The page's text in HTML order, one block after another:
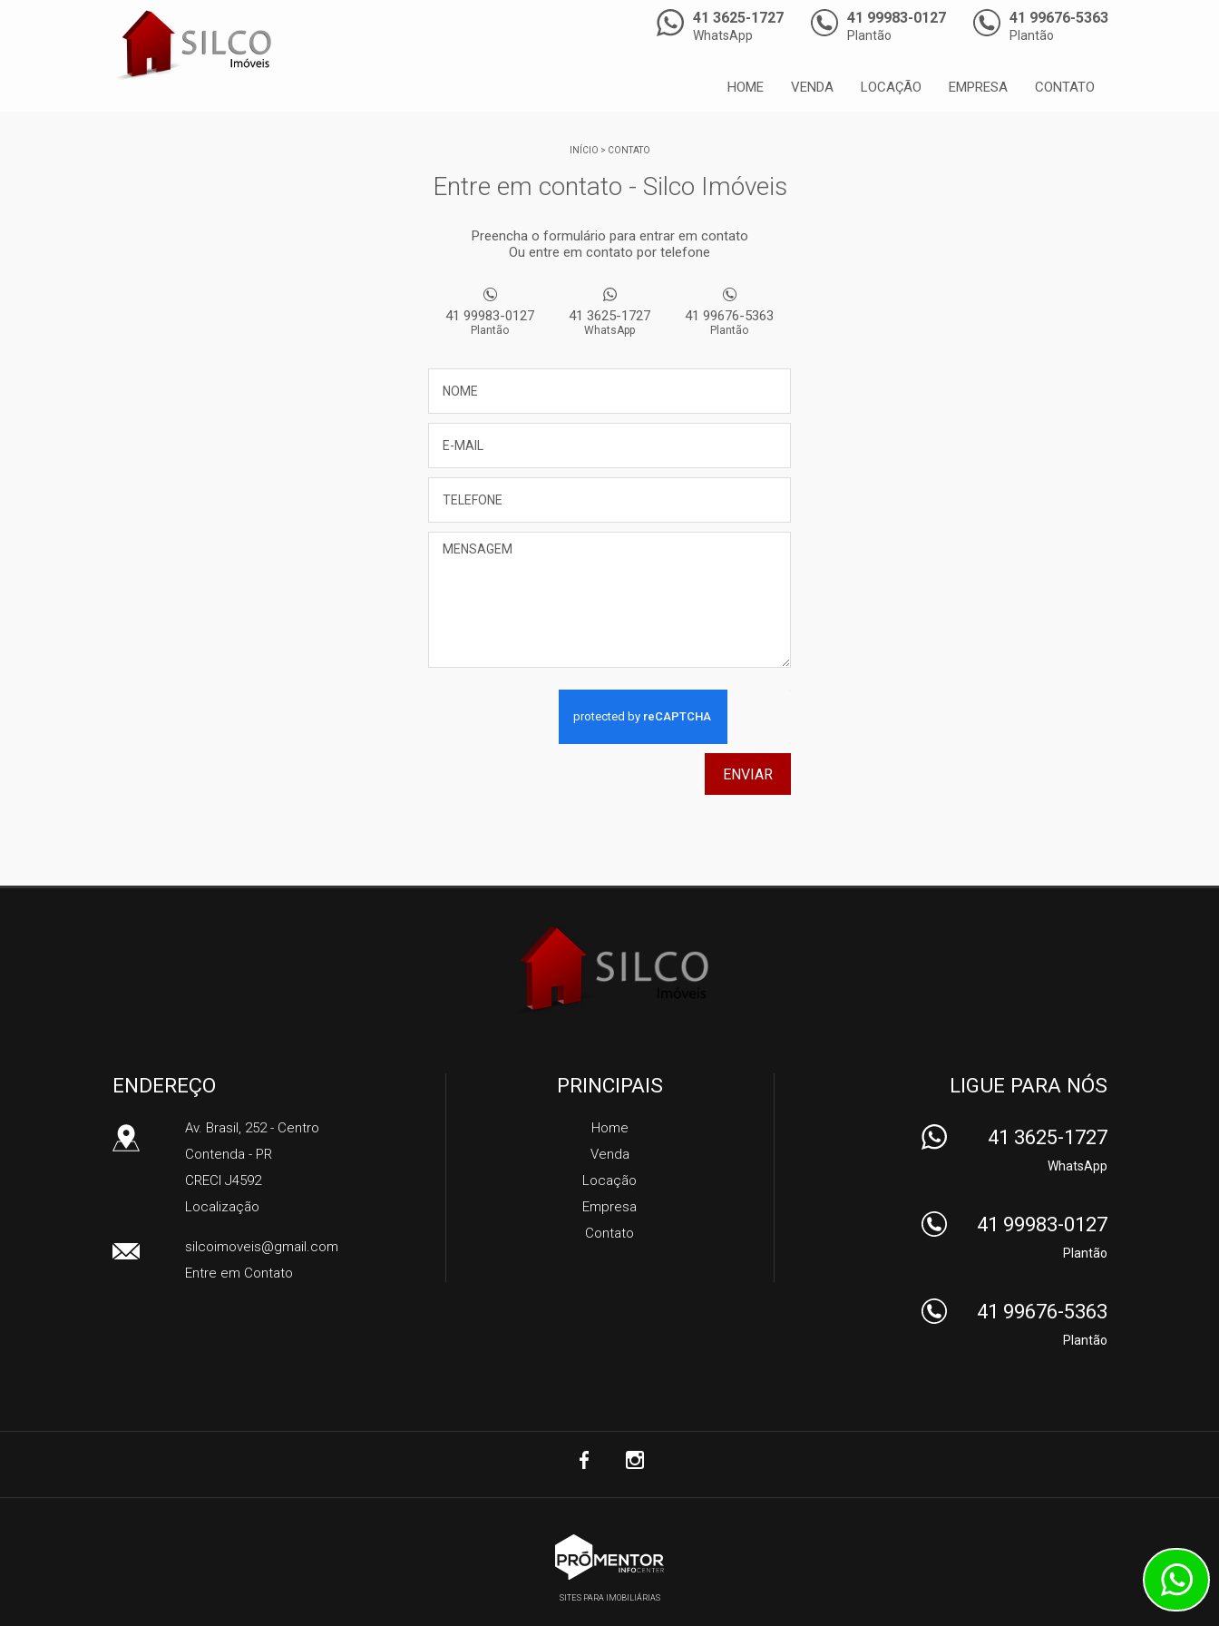
41 3625-1727
WhatsApp
41 99983-0127
Plantão
41 99676-5363
Plantão
HOME VENDA LOCAÇÃO EMPRESA CONTATO
INÍCIO > CONTATO
Entre em contato - Silco Imóveis
Preencha o formulário para entrar em contato
Ou entre em contato por telefone
41 99983-0127
Plantão
41 3625-1727
WhatsApp
41 99676-5363
Plantão
ENVIAR
ENDEREÇO
Av. Brasil, 252- Centro
Contenda - PR
CRECI J4592
Localização
silcoimoveis@gmail.com
Entre em Contato
PRINCIPAIS
Home
Venda
Locação
Empresa
Contato
LIGUE PARA NÓS
41 3625-1727
WhatsApp
41 99983-0127
Plantão
41 99676-5363
Plantão
SITES PARA IMOBILIÁRIAS